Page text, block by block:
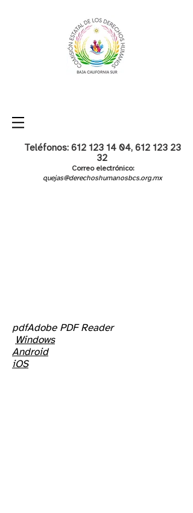
Teléfonos: 612 123 14 04, 612 123 23
32
Correo electrónico:
quejas@derechoshumanosbcs.org.mx
pdfAdobe PDF Reader
Windows
Android
iOS